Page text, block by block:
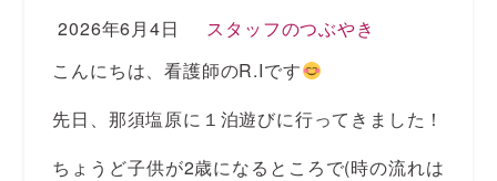
2026年6月4日
スタッフのつぶやき
こんにちは、看護師のR.Iです
先日、那須塩原に１泊遊びに行ってきました！
ちょうど子供が2歳になるところで(時の流れは